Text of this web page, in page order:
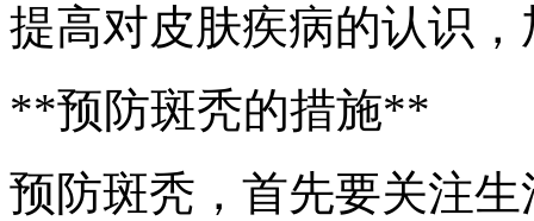
提高对皮肤疾病的认识
**预防斑秃的措施**
预防斑秃，首先要关注